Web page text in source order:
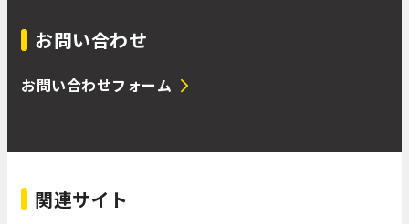
お問い合わせ
お問い合わせフォーム
関連サイト